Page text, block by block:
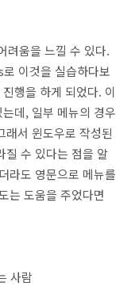
려움을 느낄 수 있다.
이것을 실습하다보
행을 하게 되었다. 이
데, 일부 메뉴의 경우
래서 윈도우로 작성된
질 수 있다는 점을 알
라도 영문으로 메뉴를
는 도움을 주었다면
사람